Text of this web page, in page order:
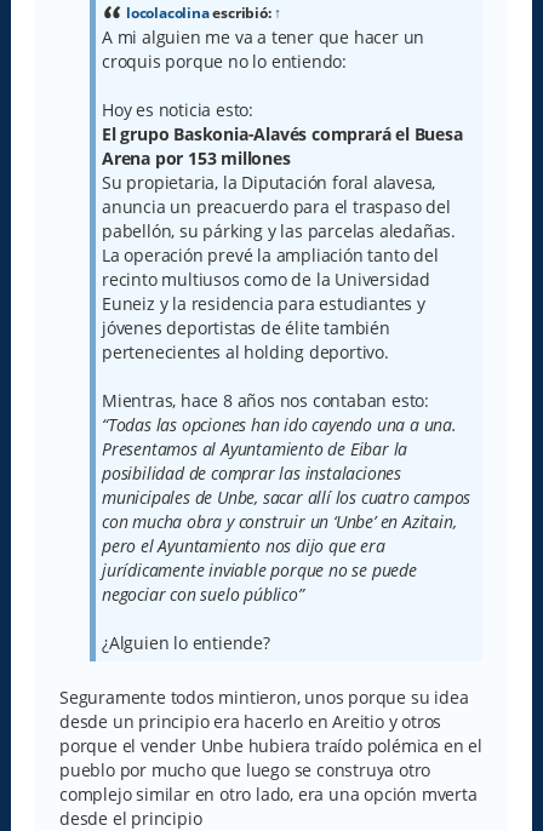
locolacolinaescribió:↑
A mi alguien me va a tener que hacer un
croquis porque no lo entiendo:
Hoy es noticia esto:
El grupo Baskonia-Alavés comprará el Buesa
Arena por 153 millones
Su propietaria, la Diputación foral alavesa,
anuncia un preacuerdo para el traspaso del
pabellón, su párking y las parcelas aledañas.
La operación prevé la ampliación tanto del
recinto multiusos como de la Universidad
Euneiz y la residencia para estudiantes y
jóvenes deportistas de élite también
pertenecientes al holding deportivo.
Mientras, hace 8 años nos contaban esto:
“Todas las opciones han ido cayendo una a una.
Presentamos al Ayuntamiento de Eibar la
posibilidad de comprar las instalaciones
municipales de Unbe, sacar allí los cuatro campos
con mucha obra y construir un ‘Unbe’ en Azitain,
pero el Ayuntamiento nos dijo que era
jurídicamente inviable porque no se puede
negociar con suelo público”
¿Alguien lo entiende?
Seguramente todos mintieron, unos porque su idea
desde un principio era hacerlo en Areitio y otros
porque el vender Unbe hubiera traído polémica en el
pueblo por mucho que luego se construya otro
complejo similar en otro lado, era una opción mverta
desde el principio